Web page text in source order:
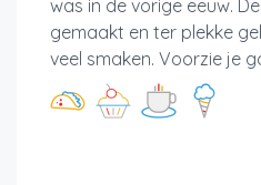
was in de vorige eeuw.
gemaakt en ter plekke
veel smaken. Voorzie je